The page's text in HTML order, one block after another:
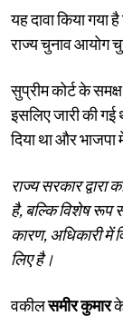
यह दावा किया गया
राज्य चुनाव आयोग
सुप्रीम कोर्ट के
इसलिए जारी की
दिया था और भाजपा
राज्य सरकार द्वारा
है, बल्कि विशेष रूप
कारण, अधिकारी में
लिए है।
वकीलसमीर कुमारके